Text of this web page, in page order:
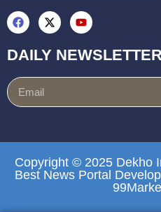
DAILY
Copyright © 2025 Dekho
Best News Portal